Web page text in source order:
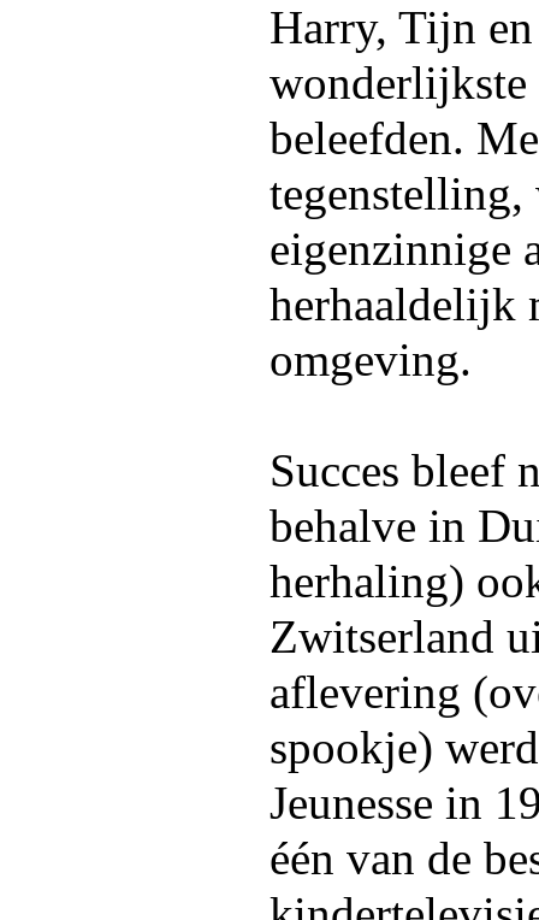
Harry, Tijn
beleefden.
tegenstelling,
eigenzinnige
herhaaldelijk
omgeving.
Succes bleef
behalve in
herhaling)
Zwitserland
aflevering
spookje)
Jeunesse in
één van de